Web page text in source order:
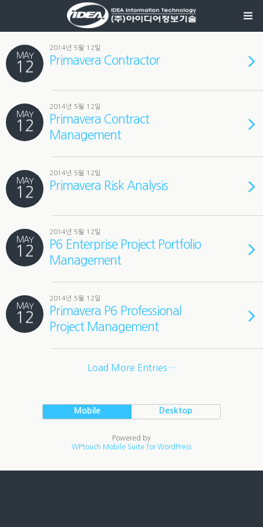
MAY
12
2014년 5월 12일
Primavera Contractor
MAY
12
2014년 5월 12일
Primavera Contract
Management
MAY
12
2014년 5월 12일
Primavera Risk Analysis
MAY
12
2014년 5월 12일
P6 Enterprise Project Portfolio
Management
MAY
12
2014년 5월 12일
Primavera P6 Professional
Project Management
Load More Entries…
Mobile Desktop
Powered by
WPtouch Mobile Suite for WordPress